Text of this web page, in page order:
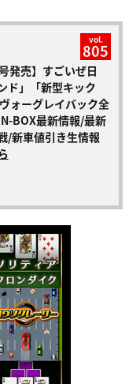
vol.
805
発売】すごいぜ日
ド」「新型キック
ォーグレイバック全
BOX最新情報/最新
/新車値引き生情報